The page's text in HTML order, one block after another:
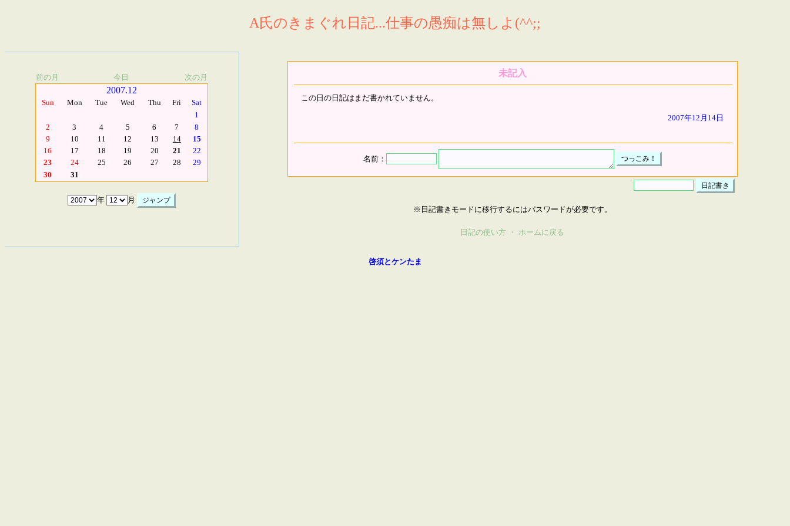
A氏のきまぐれ日記...仕事の愚痴は無しよ(^^;;
前の月 今日 次の月
2007.12
Sun Mon Tue Wed Thu Fri
Sat
1
2
3 4 5 6 7
8
9
10 11 12 13 14
15
16
17 18 19 20 21
22
23
24 25 26 27 28
29
30
31
年 月
未記入
この日の日記はまだ書かれていません。
2007年12月14日
名前：
※日記書きモードに移行するにはパスワードが必要です。
日記の使い方 ・ ホームに戻る
啓須とケンたま